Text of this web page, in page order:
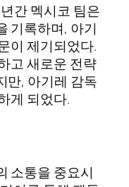
간 멕시코 팀은
기록하며, 아기
이 제기되었다.
고 새로운 전략
만, 아기레 감독
게 되었다.
소통을 중요시